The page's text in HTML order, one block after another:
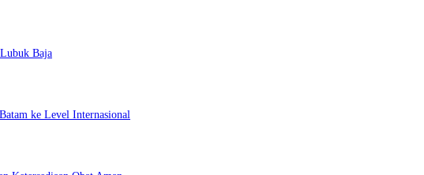
Baja
ke Level Internasional